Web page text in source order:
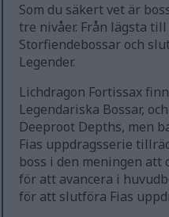
Som du säkert vet är
tre nivåer. Från lägsta till
Storfiendebossar och
Legender.
Lichdragon Fortissax
Legendariska Bossar,
Deeproot Depths, men
Fias uppdragsserie
boss i den meningen att
för att avancera i
för att slutföra Fias